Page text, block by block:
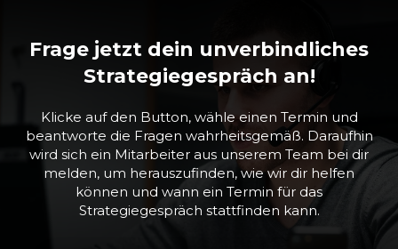
Frage jetzt dein unverbindliches
Strategiegespräch an!
Klicke auf den Button, wähle einen Termin und
beantworte die Fragen wahrheitsgemäß. Daraufhin
wird sich ein Mitarbeiter aus unserem Team bei dir
melden, um herauszufinden, wie wir dir helfen
können und wann ein Termin für das
Strategiegespräch stattfinden kann.